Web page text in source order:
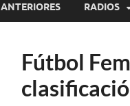
RADIOS
Fútbol